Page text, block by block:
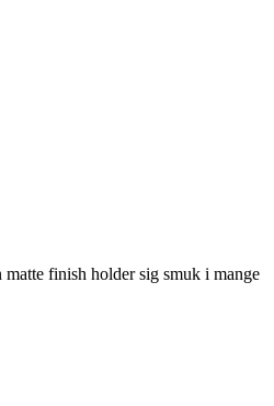
finish holder sig smuk i mange